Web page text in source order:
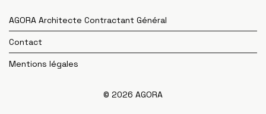
AGORA Architecte Contractant Général
Contact
Mentions légales
© 2026 AGORA